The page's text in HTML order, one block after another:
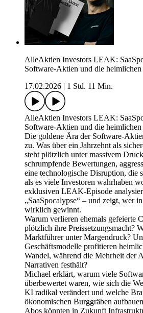
AlleAktien Investors LEAK:
Software-Aktien und die
17.02.2026
1 Std. 11 Min.
AlleAktien Investors LEAK:
Software-Aktien und die
Die goldene Ära der Software-
zu. Was über ein Jahrzehnt als
steht plötzlich unter massivem
schrumpfende Bewertungen,
eine technologische Disruption, die
als es viele Investoren wahrhaben
exklusiven LEAK-Episode
„SaaSpocalypse“ – und zeigt, wer
wirklich gewinnt.
Warum verlieren ehemals gefeierte
plötzlich ihre Preissetzungsmacht?
Marktführer unter Margendruck?
Geschäftsmodelle profitieren
Wandel, während die Mehrheit der
Narrativen festhält?
Michael erklärt, warum viele
überbewertet waren, wie sich die
KI radikal verändert und welche
ökonomischen Burggräben
Abos könnten in Zukunft